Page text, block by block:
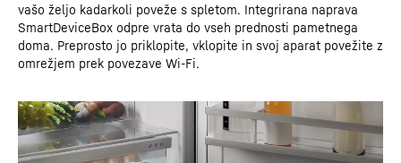
vašo željo kadarkoli poveže s spletom. Integrirana naprava
SmartDeviceBox odpre vrata do vseh prednosti pametnega
doma. Preprosto jo priklopite, vklopite in svoj aparat povežite z
omrežjem prek povezave Wi-Fi.